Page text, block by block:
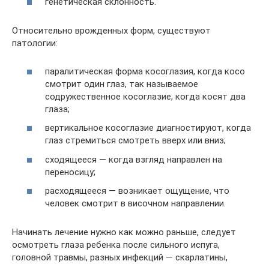
Относительно врожденных форм, существуют
патологии:
паралитическая форма косоглазия, когда косо
смотрит один глаз, так называемое
содружественное косоглазие, когда косят два
глаза;
вертикальное косоглазие диагностируют, когда
глаз стремиться смотреть вверх или вниз;
сходящееся — когда взгляд направлен на
переносицу;
расходящееся — возникает ощущение, что
человек смотрит в височном направлении.
Начинать лечение нужно как можно раньше, следует
осмотреть глаза ребенка после сильного испуга,
головной травмы, разных инфекций — скарлатины,